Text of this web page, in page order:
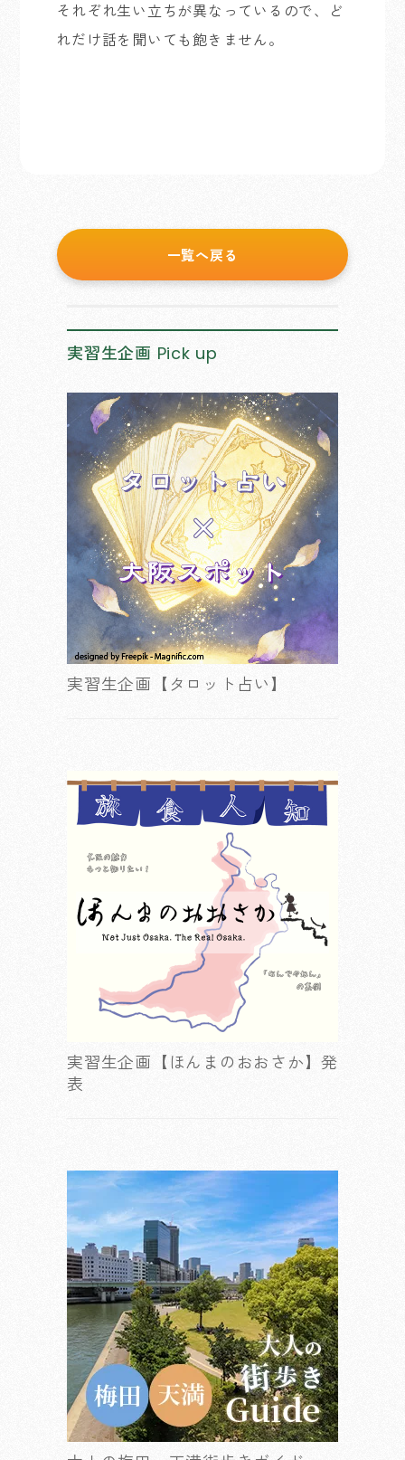
それぞれ生い立ちが異なっているので、ど
れだけ話を聞いても飽きません。
一覧へ戻る
実習生企画 Pick up
実習生企画【タロット占い】
実習生企画【ほんまのおおさか】発
表